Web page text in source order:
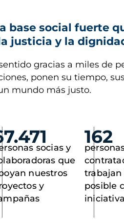
base social fuerte
justicia y la
gracias a miles de
ponen su tiempo,
mundo más justo.
socias y
que
nuestros
y
162
trabajan
posible
iniciativa